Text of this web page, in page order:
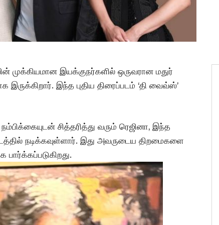
முக்கியமான இயக்குநர்களில் ஒருவரான மதுர்
இருக்கிறார். இந்த புதிய திரைப்படம் ‘தி வைவ்ஸ்’
சித்தரித்து வரும் ரெஜினா, இந்த
நடிக்கவுள்ளார். இது அவருடைய திறமைகளை